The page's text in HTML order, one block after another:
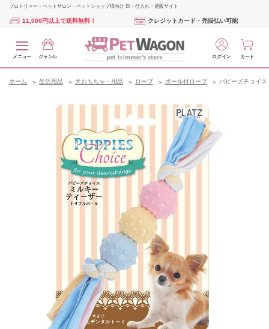
プロトリマー・ペットサロン・ペットショップ様向け 卸・仕入れ・通販サイト
11,000円以上で送料無料！ クレジットカード・売掛払い可能
メニュー ジャンル ログイン カート
ホーム 生活用品 犬おもちゃ・用品 ロープ ボール付ロープ パピーズチョイ